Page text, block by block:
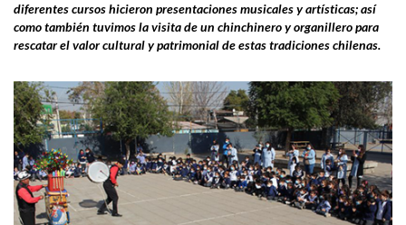
diferentes cursos hicieron presentaciones musicales y artísticas; así
como también tuvimos la visita de un chinchinero y organillero para
rescatar el valor cultural y patrimonial de estas tradiciones chilenas.